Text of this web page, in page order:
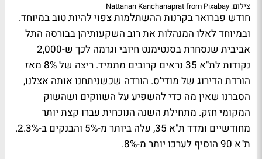
צילום: Nattanan Kanchanaprat from Pixabay
חודש פברואר בקרנות ההשתלמות צפוי להיות טוב במיוחד.
ובמיוחד לאלו המנהלות את רוב השקעותיהן בבורסה התל
אביבית שנסחרת בסנטימנט חיובי וגרמה לכך ש-2,000
נקודות לת"א 35 נראים קרובים מתמיד. ריצה של 8% מאז
הורדת הדירוג של מודי'ס. הורדה שכשניתחנו אותה אצלנו,
הסברנו שאין מה כדי להשפיע על השווקים ושהשוק
המקומי חזק. מתחילת השנה הנוכחית עברו קצת יותר
מחודשיים ומדד ת"א 35, עלה ביותר מ-5% והבנקים ב-2.3%.
ת"א 90 הוסיף לערכו יותר מ-8%.